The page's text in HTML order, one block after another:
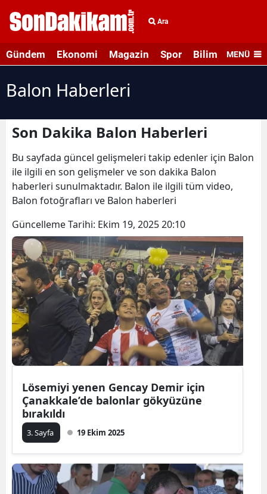
Ara
Gündem Ekonomi Magazin Spor Bilim veMENÜ
Balon Haberleri
Son Dakika Balon Haberleri
Bu sayfada güncel gelişmeleri takip edenler için Balon
ile ilgili en son gelişmeler ve son dakika Balon
haberleri sunulmaktadır. Balon ile ilgili tüm video,
Balon fotoğrafları ve Balon haberleri
Güncelleme Tarihi: Ekim 19, 2025 20:10
Lösemiyi yenen Gencay Demir için
Çanakkale’de balonlar gökyüzüne
bırakıldı
3. Sayfa 19 Ekim 2025